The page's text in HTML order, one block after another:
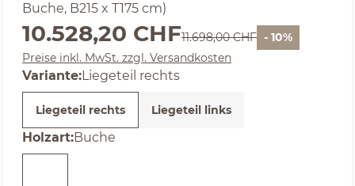
Buche, B215 x T175 cm)
Verkaufspreis:
10.528,20 CHFRegulärer Preis:
11.698,00 CHF - 10%
Preise inkl. MwSt. zzgl. Versandkosten
Variante:Liegeteil rechts
Liegeteil rechts Liegeteil links
Holzartauswählen
:Buche